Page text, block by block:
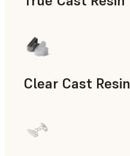
Clear Cast Resin